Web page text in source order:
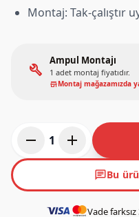
Montaj: Tak-çalıştır
build Ampul Montajı
1 adet montaj fiyatıdır.
storeMontaj mağazamızda
remove 1 add
chatBu
Vade